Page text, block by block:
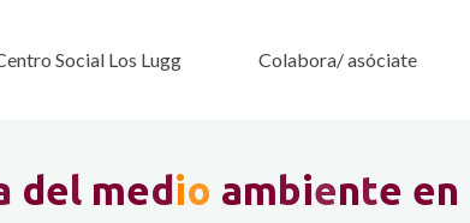
Social Los Lugg Colabora/ asóciate
del medio ambiente en